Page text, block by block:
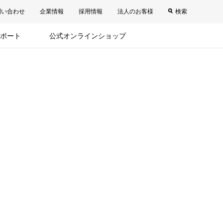
合わせ 企業情報 採用情報 法人のお客様 検索
ート 公式オンラインショップ